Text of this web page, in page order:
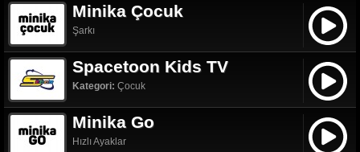
Minika Çocuk
Şarkı
Spacetoon Kids TV
Kategori: Çocuk
Minika Go
Hızlı Ayaklar